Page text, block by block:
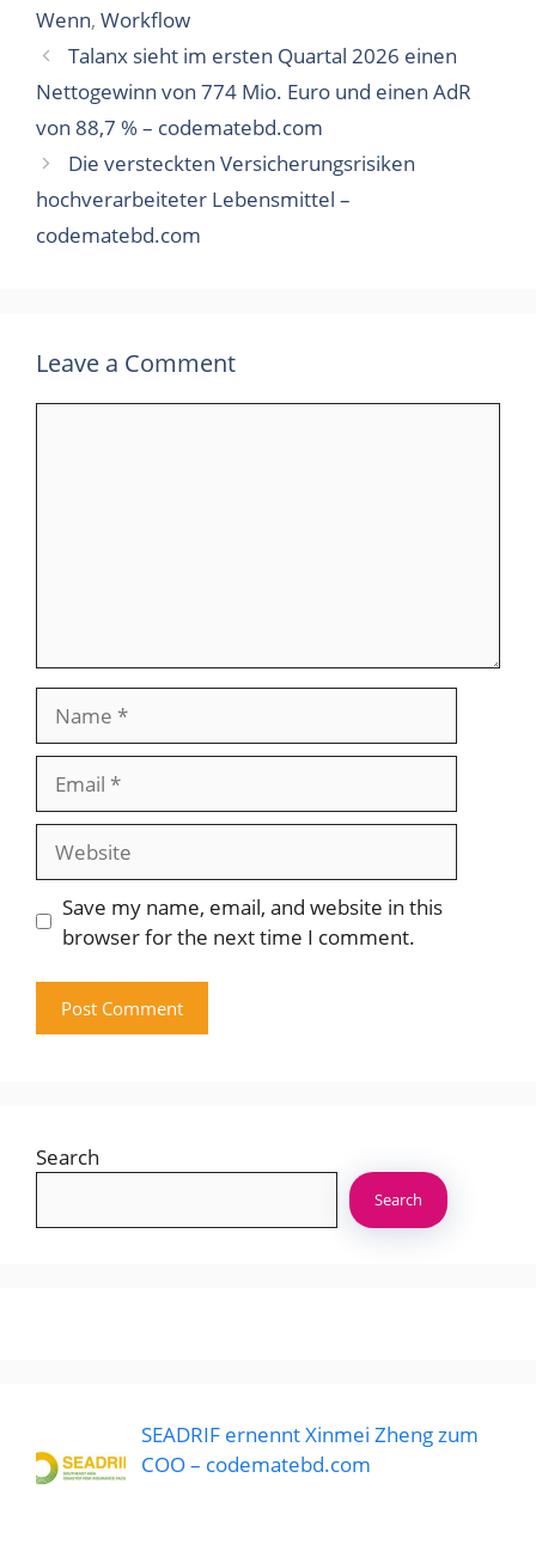
Wenn, Workflow
Talanx sieht im ersten Quartal 2026 einen
Nettogewinn von 774 Mio. Euro und einen AdR
von 88,7 % – codematebd.com
Die versteckten Versicherungsrisiken
hochverarbeiteter Lebensmittel –
codematebd.com
Leave a Comment
Save my name, email, and website in this
browser for the next time I comment.
Search
Search
SEADRIF ernennt Xinmei Zheng zum
COO – codematebd.com